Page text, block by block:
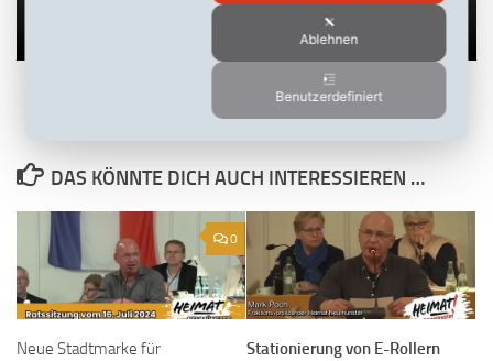
DAS KÖNNTE DICH AUCH INTERESSIEREN …
0
Neue Stadtmarke für
Stationierung von E-Rollern
Ablehnen
Benutzerdefiniert